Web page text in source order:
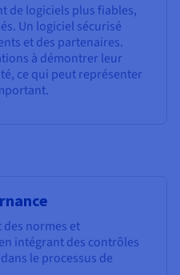
de logiciels plus fiables,
Un logiciel sécurisé
et des partenaires.
à démontrer leur
ce qui peut représenter
des normes et
intégrant des contrôles
le processus de